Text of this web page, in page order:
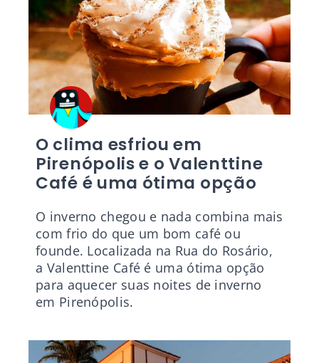
O clima esfriou em
Pirenópolis e o Valenttine
Café é uma ótima opção
O inverno chegou e nada combina mais
com frio do que um bom café ou
founde. Localizada na Rua do Rosário,
a Valenttine Café é uma ótima opção
para aquecer suas noites de inverno
em Pirenópolis.